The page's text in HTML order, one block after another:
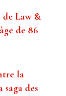
de Law &
de 86
la
des